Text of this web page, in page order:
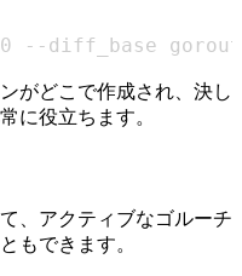
--diff_base
がどこで作成され、決し
に役立ちます。
、アクティブなゴルーチ
もできます。